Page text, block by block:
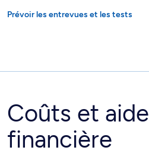
Prévoir les entrevues et les tests
Coûts et aide
financière